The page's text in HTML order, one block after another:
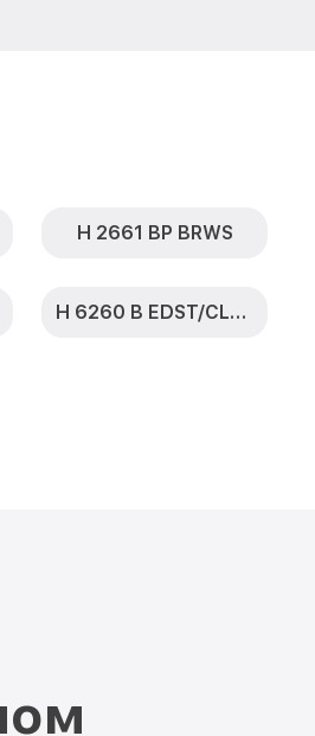
H 2661 BP BRWS
H 6260 B EDST/CLST